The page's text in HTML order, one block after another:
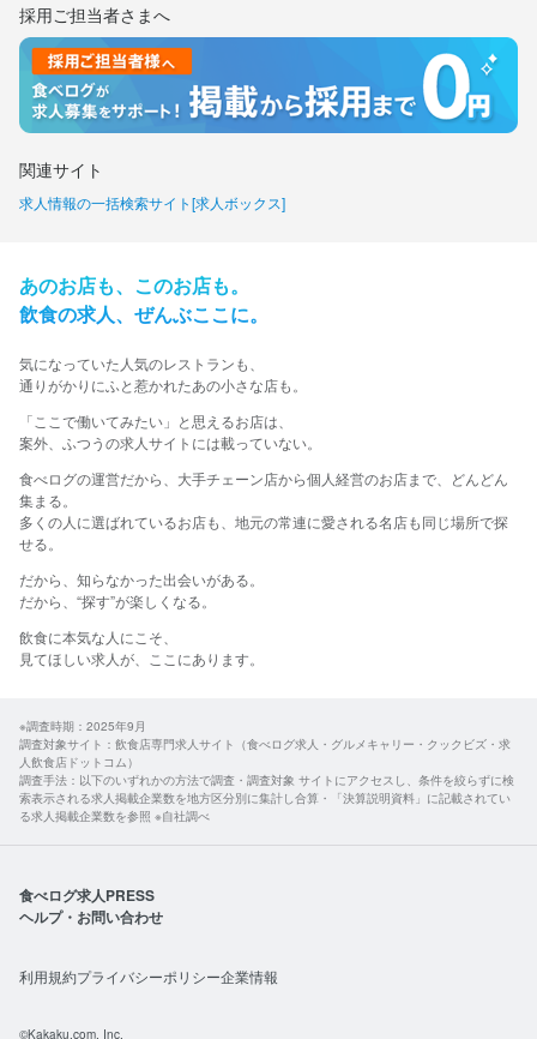
採用ご担当者さまへ
関連サイト
求人情報の一括検索サイト[求人ボックス]
あの​お店も、​この​お店も。​
飲食の​求人、​ぜんぶ​ここに。​
気に​なっていた​人気の​レストランも、
​通りが​かりに​ふと​惹かれた​あの​小さな​店も。​
​「ここで​働いてみたい」と​思える​お店は、​
案外、​ふつうの​求人サイトには​載っていない。​
食べログの運営だから、大手チェーン店から個人経営のお店まで、どんどん
集まる。
多くの人に選ばれているお店も、地元の常連に愛される名店も同じ場所で探
せる。​
だから、​知らなかった​出会いが​ある。
​だから、​“探す”が​楽しくなる。​
飲食に​本気な​人に​こそ、​
見て​ほしい​求人が、​ここに​あります。​
※調査時期：2025年9月
調査対象サイト：飲食店専門求人サイト（食べログ求人・グルメキャリー・クックビズ・求
人飲食店ドットコム）
調査手法：以下のいずれかの方法で調査・調査対象 サイトにアクセスし、条件を絞らずに検
索表示される求人掲載企業数を地方区分別に集計し合算・「決算説明資料」に記載されてい
る求人掲載企業数を参照 ※自社調べ
食べログ求人PRESS
ヘルプ・お問い合わせ
利用規約プライバシーポリシー企業情報
©Kakaku.com, Inc.